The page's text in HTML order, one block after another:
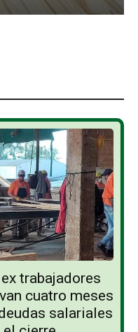
trabajadores
cuatro meses
salariales